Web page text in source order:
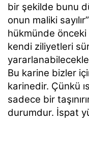
bir şekilde bunu
onun maliki
hükmünde
kendi ziliyetleri
Bu karine bizler
karinedir. Çünkü
sadece bir
durumdur. İspat